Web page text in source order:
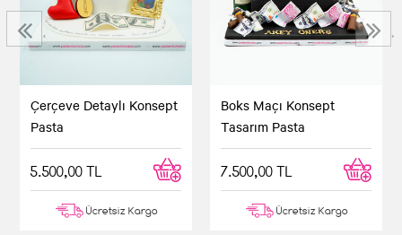
Çerçeve Detaylı Konsept
Pasta
5.500,00 TL
Ücretsiz Kargo
Boks Maçı Konsept
Tasarım Pasta
7.500,00 TL
Ücretsiz Kargo
‹ ›